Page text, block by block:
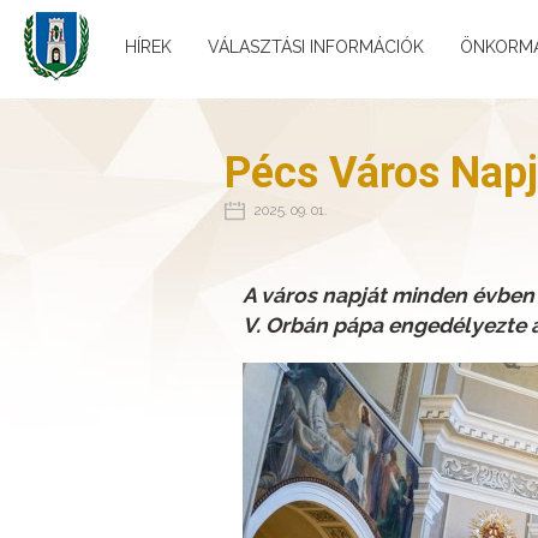
HÍREK VÁLASZTÁSI INFORMÁCIÓK
Pécs Város
2025. 09. 01.
A város napját minden
V. Orbán pápa